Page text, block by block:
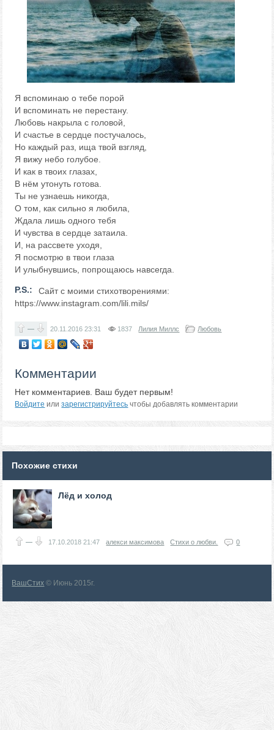
Я вспоминаю о тебе порой
И вспоминать не перестану.
Любовь накрыла с головой,
И счастье в сердце постучалось,
Но каждый раз, ища твой взгляд,
Я вижу небо голубое.
И как в твоих глазах,
В нём утонуть готова.
Ты не узнаешь никогда,
О том, как сильно я любила,
Ждала лишь одного тебя
И чувства в сердце затаила.
И, на рассвете уходя,
Я посмотрю в твои глаза
И улыбнувшись, попрощаюсь навсегда.
P.S.:
Сайт с моими стихотворениями:
https://www.instagram.com/lili.mils/
— 20.11.201623:31 1837 Лилия Миллс Любовь
Комментарии
Нет комментариев. Ваш будет первым!
Войдите илизарегистрируйтесь чтобы добавлять комментарии
Похожие стихи
Лёд и холод
— 17.10.201821:47 алекси максимова Стихи о любви. 0
ВашСтих © Июнь 2015г.